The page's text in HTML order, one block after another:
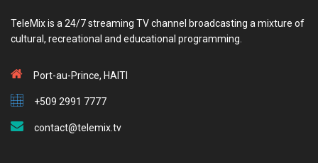
TeleMix is a 24/7 streaming TV channel broadcasting a mixture of
cultural, recreational and educational programming.
Port-au-Prince, HAITI
+509 2991 7777
contact@telemix.tv